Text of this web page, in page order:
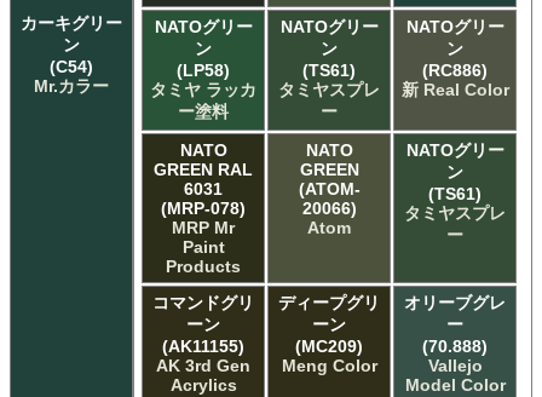
カーキグリー
ン
(C54)
Mr.カラー
NATOグリー
ン
(LP58)
タミヤ ラッカ
ー塗料
NATOグリー
ン
(TS61)
タミヤスプレ
ー
NATOグリー
ン
(RC886)
新 Real Color
NATO
GREEN RAL
6031
(MRP-078)
MRP Mr
Paint
Products
NATO
GREEN
(ATOM-
20066)
Atom
NATOグリー
ン
(TS61)
タミヤスプレ
ー
コマンドグリ
ーン
(AK11155)
AK 3rd Gen
Acrylics
ディープグリ
ーン
(MC209)
Meng Color
オリーブグレ
ー
(70.888)
Vallejo
Model Color